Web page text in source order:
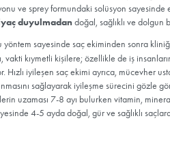
Genel Bakış
Saç
ekimi tıp alanında öncü